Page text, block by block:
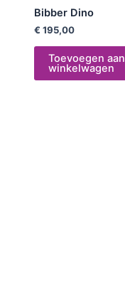
Bibber Dino
€ 195,00
Toevoegen aan
winkelwagen